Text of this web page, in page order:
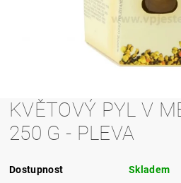
KVĚTOVÝ PYL V
250 G - PLEVA
Dostupnost Skladem